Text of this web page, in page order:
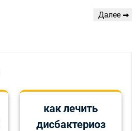
Следующая
Далее
как лечить
дисбактериоз